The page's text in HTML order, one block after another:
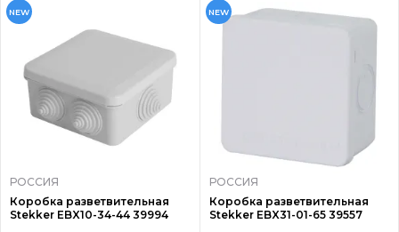
NEW
РОССИЯ
Коробка разветвительная
Stekker EBX10-34-44 39994
NEW
РОССИЯ
Коробка разветвительная
Stekker EBX31-01-65 39557